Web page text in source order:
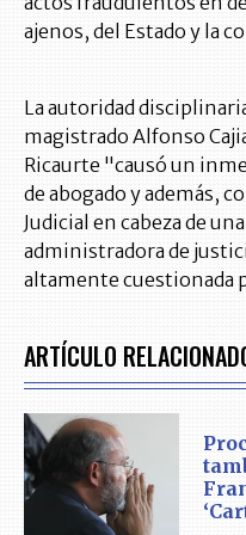
ajenos, del Estado y la
La autoridad
magistrado Alfonso
Ricaurte "causó un
de abogado y además,
Judicial en cabeza de
administradora de
altamente cuestionada
ARTÍCULO